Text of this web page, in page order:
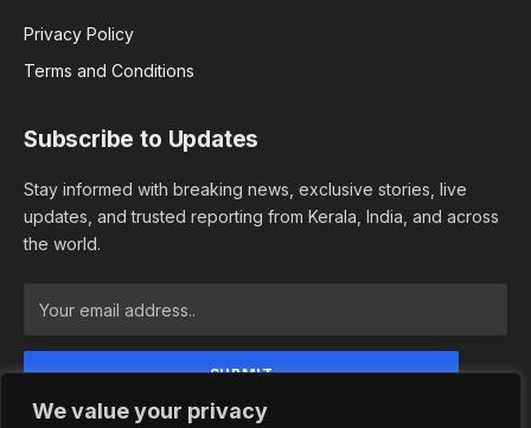
We value your privacy
Privacy Policy
Terms and Conditions
Subscribe to Updates
Stay informed with breaking news, exclusive stories, live
updates, and trusted reporting from Kerala, India, and across
the world.